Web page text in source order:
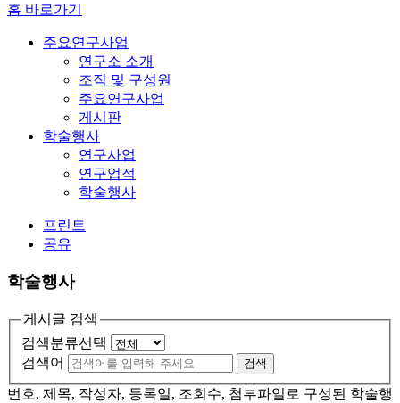
홈 바로가기
주요연구사업
연구소 소개
조직 및 구성원
주요연구사업
게시판
학술행사
연구사업
연구업적
학술행사
프린트
공유
학술행사
게시글 검색
검색분류선택
검색어
검색
번호, 제목, 작성자, 등록일, 조회수, 첨부파일로 구성된 학술행